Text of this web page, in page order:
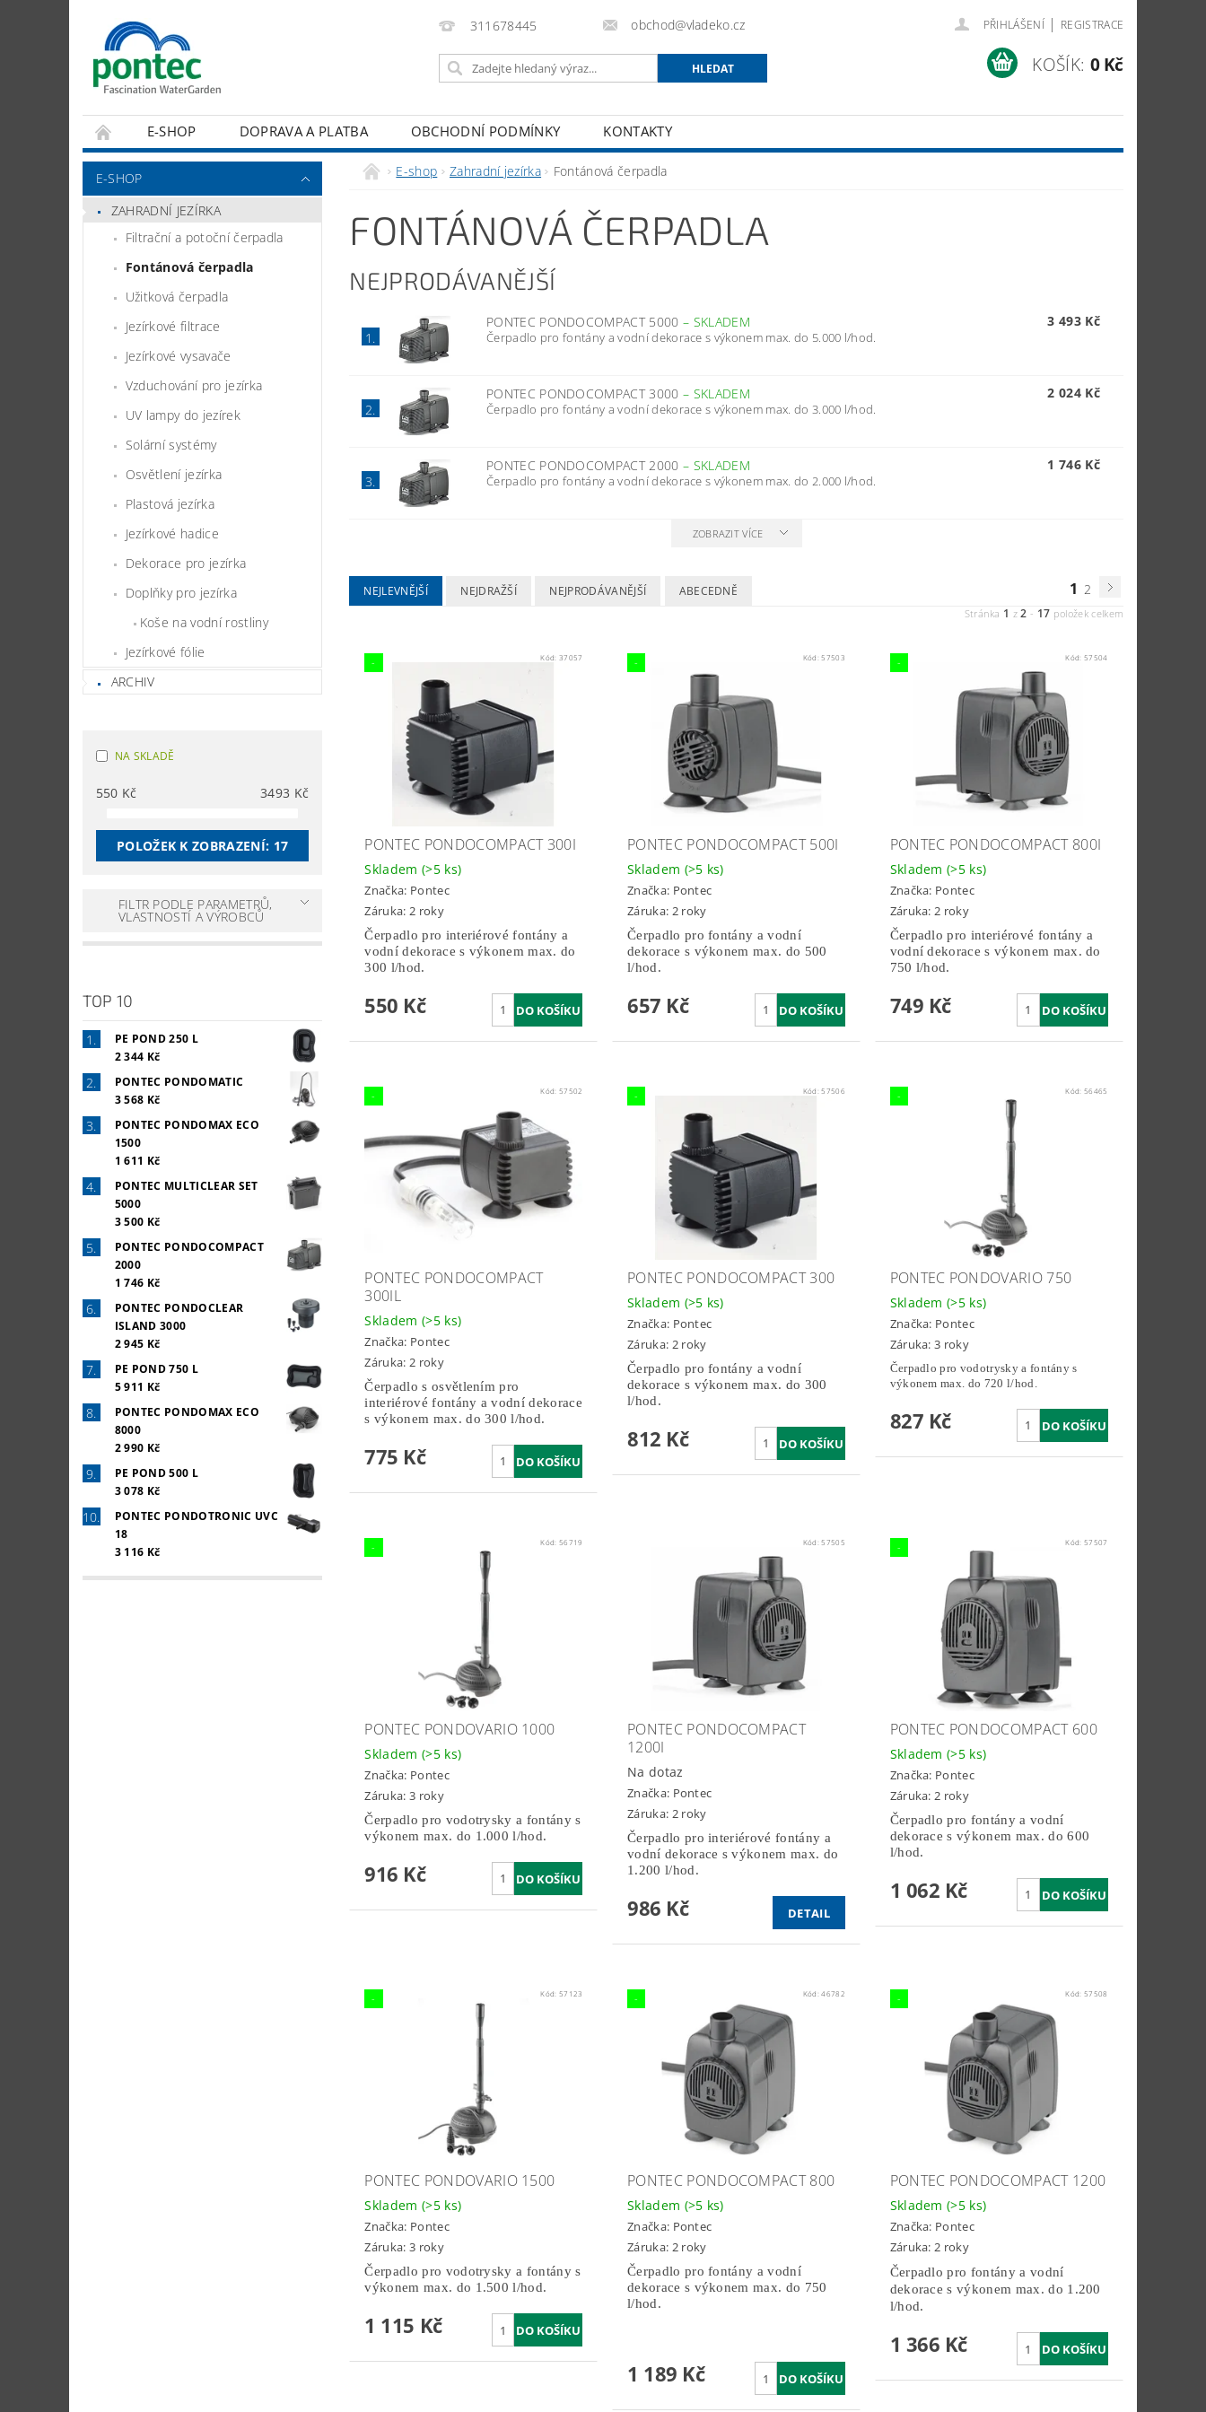
311678445 obchod@vladeko.cz PŘIHLÁŠENÍ | REGISTRACE
KOŠÍK: 0 Kč
E-SHOP DOPRAVA A PLATBA OBCHODNÍ PODMÍNKY KONTAKTY
E-SHOP
ZAHRADNÍ JEZÍRKA
Filtrační a potoční čerpadla
Fontánová čerpadla
Užitková čerpadla
Jezírkové filtrace
Jezírkové vysavače
Vzduchování pro jezírka
UV lampy do jezírek
Solární systémy
Osvětlení jezírka
Plastová jezírka
Jezírkové hadice
Dekorace pro jezírka
Doplňky pro jezírka
Koše na vodní rostliny
Jezírkové fólie
ARCHIV
NA SKLADĚ
550 Kč 3493 Kč
POLOŽEK K ZOBRAZENÍ: 17
FILTR PODLE PARAMETRŮ,
VLASTNOSTÍ A VÝROBCŮ
TOP 10
PE POND 250 L
2 344 Kč
PONTEC PONDOMATIC
3 568 Kč
PONTEC PONDOMAX ECO
1500
1 611 Kč
PONTEC MULTICLEAR SET
5000
3 500 Kč
PONTEC PONDOCOMPACT
2000
1 746 Kč
PONTEC PONDOCLEAR
ISLAND 3000
2 945 Kč
PE POND 750 L
5 911 Kč
PONTEC PONDOMAX ECO
8000
2 990 Kč
PE POND 500 L
3 078 Kč
PONTEC PONDOTRONIC UVC
18
3 116 Kč
E-shop Zahradní jezírka Fontánová čerpadla
FONTÁNOVÁ ČERPADLA
NEJPRODÁVANĚJŠÍ
1.
PONTEC PONDOCOMPACT 5000 – SKLADEM
Čerpadlo pro fontány a vodní dekorace s výkonem max. do 5.000 l/hod.
3 493 Kč
2.
PONTEC PONDOCOMPACT 3000 – SKLADEM
Čerpadlo pro fontány a vodní dekorace s výkonem max. do 3.000 l/hod.
2 024 Kč
3.
PONTEC PONDOCOMPACT 2000 – SKLADEM
Čerpadlo pro fontány a vodní dekorace s výkonem max. do 2.000 l/hod.
1 746 Kč
ZOBRAZIT VÍCE
NEJLEVNĚJŠÍ NEJDRAŽŠÍ NEJPRODÁVANĚJŠÍ ABECEDNĚ 1 2
Stránka 1 z2 - 17 položek celkem
- Kód: 37057
PONTEC PONDOCOMPACT 300I
Skladem (>5 ks)
Značka: Pontec
Záruka: 2 roky
Čerpadlo pro interiérové fontány a
vodní dekorace s výkonem max. do
300 l/hod.
550 Kč
- Kód:57503
PONTEC PONDOCOMPACT 500I
Skladem (>5 ks)
Značka: Pontec
Záruka: 2 roky
Čerpadlo pro fontány a vodní
dekorace s výkonem max. do 500
l/hod.
657 Kč
- Kód:57504
PONTEC PONDOCOMPACT 800I
Skladem(>5 ks)
Značka: Pontec
Záruka: 2 roky
Čerpadlo pro interiérové fontány a
vodní dekorace s výkonem max. do
750 l/hod.
749 Kč
- Kód: 57502
PONTEC PONDOCOMPACT
300IL
Skladem (>5 ks)
Značka: Pontec
Záruka: 2 roky
Čerpadlo s osvětlením pro
interiérové fontány a vodní dekorace
s výkonem max. do 300 l/hod.
775 Kč
- Kód:57506
PONTEC PONDOCOMPACT 300
Skladem (>5 ks)
Značka: Pontec
Záruka: 2 roky
Čerpadlo pro fontány a vodní
dekorace s výkonem max. do 300
l/hod.
812 Kč
- Kód:56465
PONTEC PONDOVARIO 750
Skladem(>5 ks)
Značka: Pontec
Záruka: 3 roky
Čerpadlo pro vodotrysky a fontány s
výkonem max. do 720 l/hod.
827 Kč
- Kód: 56719
PONTEC PONDOVARIO 1000
Skladem (>5 ks)
Značka: Pontec
Záruka: 3 roky
Čerpadlo pro vodotrysky a fontány s
výkonem max. do 1.000 l/hod.
916 Kč
Kód:57505
PONTEC PONDOCOMPACT
1200I
Na dotaz
Značka: Pontec
Záruka: 2 roky
Čerpadlo pro interiérové fontány a
vodní dekorace s výkonem max. do
1.200 l/hod.
986 Kč DETAIL
- Kód:57507
PONTEC PONDOCOMPACT 600
Skladem(>5 ks)
Značka: Pontec
Záruka: 2 roky
Čerpadlo pro fontány a vodní
dekorace s výkonem max. do 600
l/hod.
1 062 Kč
- Kód: 57123
PONTEC PONDOVARIO 1500
Skladem (>5 ks)
Značka: Pontec
Záruka: 3 roky
Čerpadlo pro vodotrysky a fontány s
výkonem max. do 1.500 l/hod.
1 115 Kč
- Kód:46782
PONTEC PONDOCOMPACT 800
Skladem (>5 ks)
Značka: Pontec
Záruka: 2 roky
Čerpadlo pro fontány a vodní
dekorace s výkonem max. do 750
l/hod.
1 189 Kč
- Kód:57508
PONTEC PONDOCOMPACT 1200
Skladem(>5 ks)
Značka: Pontec
Záruka: 2 roky
Čerpadlo pro fontány a vodní
dekorace s výkonem max. do 1.200
l/hod.
1 366 Kč